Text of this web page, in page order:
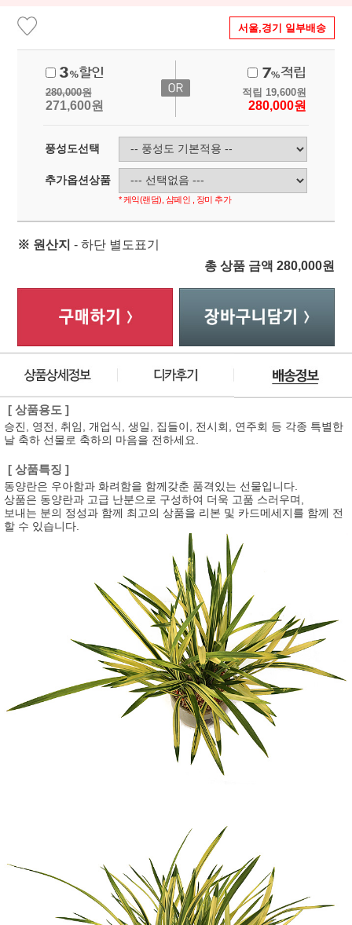
서울,경기 일부배송
280,000원
271,600원
적립 19,600원
280,000원
풍성도선택
추가옵션상품
* 케익(랜덤), 샴페인 , 장미 추가
※ 원산지 - 하단 별도표기
총 상품 금액 280,000원
[ 상품용도 ]
승진, 영전, 취임, 개업식, 생일, 집들이, 전시회, 연주회 등 각종 특별한
날 축하 선물로 축하의 마음을 전하세요.
[ 상품특징 ]
동양란은 우아함과 화려함을 함께갖춘 품격있는 선물입니다.
상품은 동양란과 고급 난분으로 구성하여 더욱 고품 스러우며,
보내는 분의 정성과 함께 최고의 상품을 리본 및 카드메세지를 함께 전
할 수 있습니다.